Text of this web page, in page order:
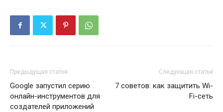
Предыдущая статья
Google запустил серию
онлайн-инструментов для
создателей приложений
Следующая статья
7 советов: как защитить Wi-
Fi-сеть